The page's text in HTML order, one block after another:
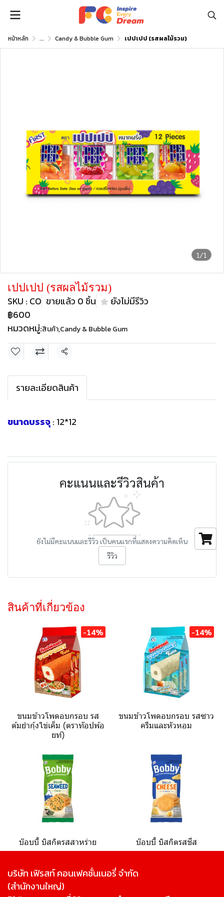
หน้าหลัก ... Candy & Bubble Gum เปปเปป (รสผลไม้รวม)
1/1
เปปเปป (รสผลไม้รวม)
SKU : CO ขายแล้ว 0 ชิ้น
ยังไม่มีรีวิว
฿600
หมวดหมู่:สินค้า,Candy & Bubble Gum
แชร์
รายละเอียดสินค้า
ขนาดบรรจุ: 12*12
คะแนนและรีวิวสินค้า
ยังไม่มีคะแนนและรีวิว เป็นคนแรกที่แสดงความคิดเห็น
รีวิว
สินค้าที่เกี่ยวข้อง
-14%
ขนมข้าวโพดอบกรอบ รส
ต้มยำกุ้งไข่เค็ม (ตราท๊อปพ้อ
ยท์)
-14%
ขนมข้าวโพดอบกรอบ รสซาว
ครีมและหัวหอม
บ๊อบบี้ บิสกิตรสสาหร่าย บ๊อบบี้ บิสกิตรสชีส
บริษัท เฟิรสท์ คอนเฟคชั่นเนอรี่ จํากัด
(สํานักงานใหญ่)